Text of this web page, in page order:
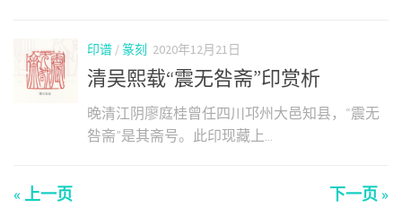
印谱 / 篆刻 2020年12月21日
清吴熙载“震无咎斋”印赏析
晚清江阴廖庭桂曾任四川邛州大邑知县，“震无
咎斋”是其斋号。此印现藏上...
« 上一页 下一页 »